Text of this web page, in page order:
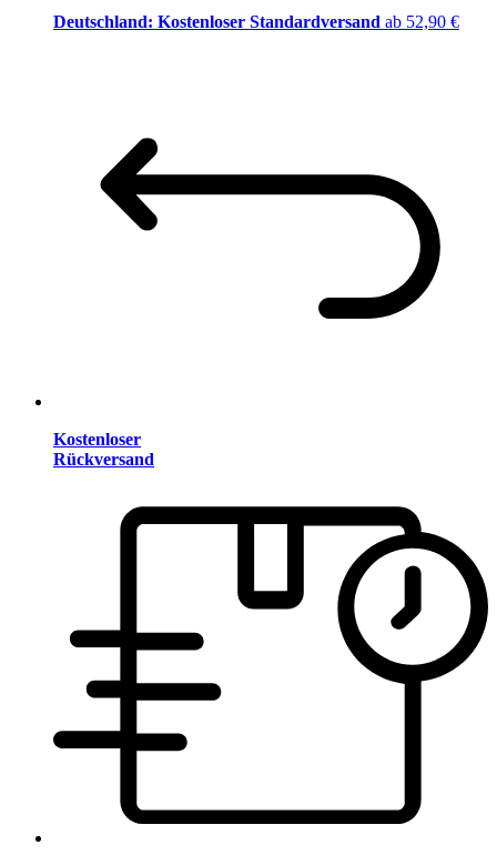
Deutschland: Kostenloser Standardversand ab 52,90 €
Kostenloser
Rückversand